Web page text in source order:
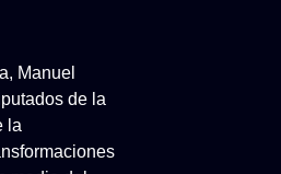
Manuel
de la
la